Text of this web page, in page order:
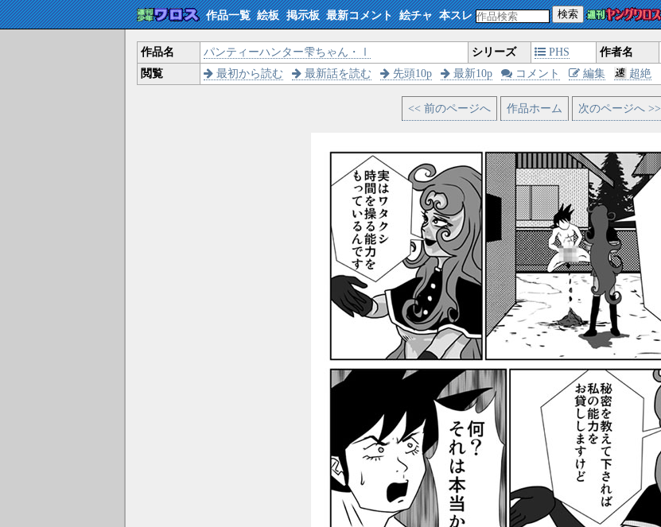
作品一覧 絵板 掲示板 最新コメント 絵チャ 本スレ 検索
作品名 パンティーハンター雫ちゃん・Ⅰ シリーズ PHS 作者名
閲覧
最初から読む 最新話を読む 先頭10p 最新10p コメント 編集 超絶
<< 前のページへ 作品ホーム 次のページへ >>